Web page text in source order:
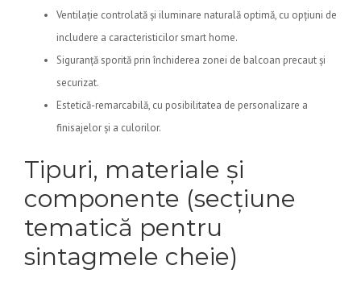
Ventilație controlată și iluminare naturală optimă, cu opțiuni de
includere a caracteristicilor smart home.
Siguranță sporită prin închiderea zonei de balcoan precaut și
securizat.
Estetică-remarcabilă, cu posibilitatea de personalizare a
finisajelor și a culorilor.
Tipuri, materiale și
componente (secțiune
tematică pentru
sintagmele cheie)